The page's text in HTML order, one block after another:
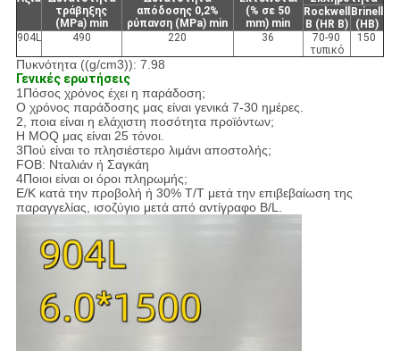
τράβηξης
(MPa) min
απόδοσης 0,2%
ρύπανση (MPa) min
(% σε 50
mm) min
Rockwell
B (HR B)
Brinell
(HB)
904L
490 220 36
70-90
τυπικό
150
Πυκνότητα ((g/cm3)): 7.98
Γενικές ερωτήσεις
1Πόσος χρόνος έχει η παράδοση;
Ο χρόνος παράδοσης μας είναι γενικά 7-30 ημέρες.
2, ποια είναι η ελάχιστη ποσότητα προϊόντων;
Η MOQ μας είναι 25 τόνοι.
3Πού είναι το πλησιέστερο λιμάνι αποστολής;
FOB: Νταλιάν ή Σαγκάη
4Ποιοι είναι οι όροι πληρωμής;
Ε/Κ κατά την προβολή ή 30% T/T μετά την επιβεβαίωση της
παραγγελίας, ισοζύγιο μετά από αντίγραφο B/L.